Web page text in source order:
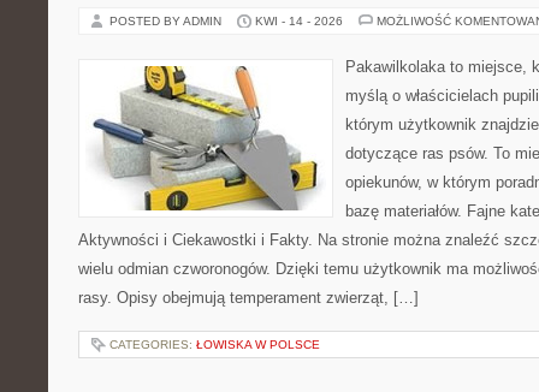
POSTED BY ADMIN KWI - 14 - 2026 MOŻLIWOŚĆ
Pakawilkolaka to miejsce,
myślą o właścicielach
którym użytkownik
dotyczące ras psów. To
opiekunów, w którym
bazę materiałów. Fajne
Aktywności i Ciekawostki i Fakty. Na stronie można znaleźć
wielu odmian czworonogów. Dzięki temu użytkownik ma
rasy. Opisy obejmują temperament zwierząt, […]
CATEGORIES: ŁOWISKA W POLSCE